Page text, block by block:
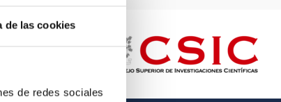
de las cookies
de redes sociales